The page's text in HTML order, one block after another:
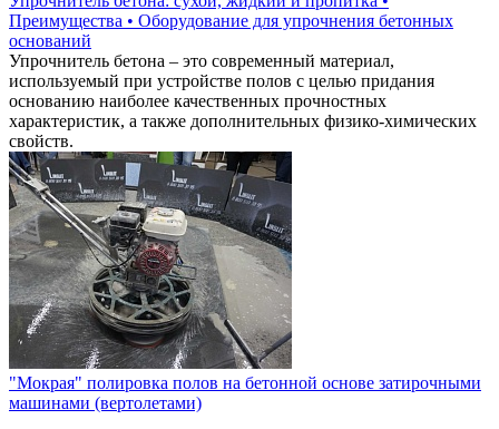
Преимущества • Оборудование для упрочнения бетонных
оснований
Упрочнитель бетона – это современный материал,
используемый при устройстве полов с целью придания
основанию наиболее качественных прочностных
характеристик, а также дополнительных физико-химических
свойств.
"Мокрая" полировка полов на бетонной основе затирочными
машинами (вертолетами)